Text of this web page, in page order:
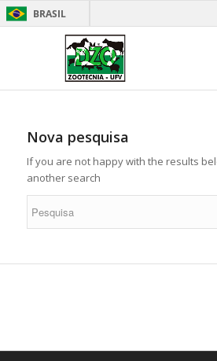
BRASIL
Nova pesquisa
If you are not happy with the results
another search